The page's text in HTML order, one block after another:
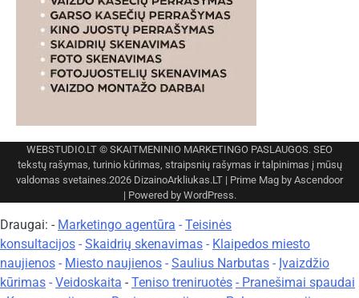
WEBSTUDIO.LT © SKAITMENINIO MARKETINGO PASLAUGOS. SEO
tekstų rašymas, turinio kūrimas, straipsnių rašymas ir talpinimas į mūsų
valdomas svetaines.2026 DizainoArkliukas.LT | Prime Mag by Ascendoor
| Powered by WordPress.
Draugai: - Marketingo agentūra - Teisinės
konsultacijos - Skaidrių skenavimas - Klaipedos miesto
naujienos - Miesto naujienos - Saulius Narbutas - Įvaizdžio
kūrimas - Veidoskaita - Teniso treniruotės - Pranešimai spaudai